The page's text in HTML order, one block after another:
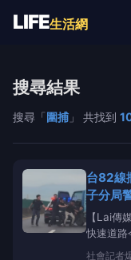
LIFE生活網
搜尋結果
搜尋「圍捕」 共找到
台82線
子分局
【Lai傳
快速道路
輛小貨車
社會記者